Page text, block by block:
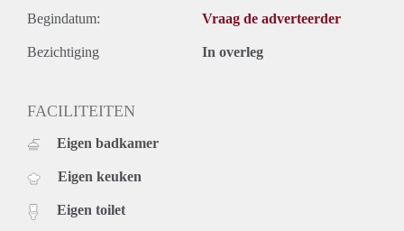
Begindatum: Vraag de adverteerder
Bezichtiging In overleg
FACILITEITEN
Eigen badkamer
Eigen keuken
Eigen toilet